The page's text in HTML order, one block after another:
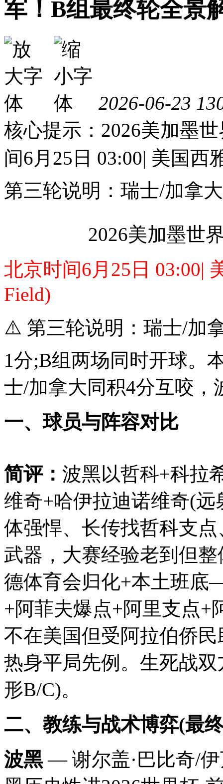
军！B组最终轮全景
2026-06-23
核心提示：2026美加墨
间6月25日 03:00| 美国
第三轮说明：瑞士/加拿
2026美加墨世
北京时间6月25日 03:00|
Field)
⚠️ 第三轮说明：瑞士/加
1分;B组两场同时开球
士/加拿大同积4分互咬，
一、球员与阵容对比
简评： 波黑以哲科+科拉
维奇+哈伊拉迪诺维奇(
体强悍、长传找哲科支
武器，大赛经验老到但
德体育会归化+本土班
+阿菲夫爆点+阿里支点+
不在美国但受阿拉伯侨
热身平局先例。生死战
形B/C)。
二、教练与战术博弈(最
波黑 — 谢尔盖·巴比奇/伊